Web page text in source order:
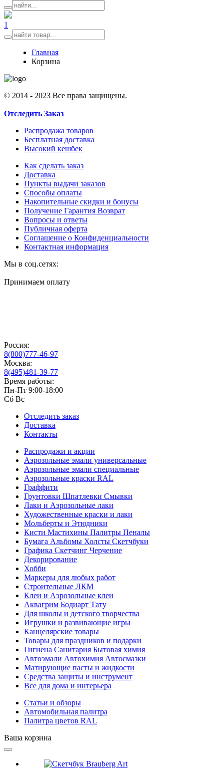
1
Главная
Корзина
© 2014 - 2023 Все права защищены.
Отследить Заказ
Распродажа товаров
Бесплатная доставка
Высокий кешбек
Как сделать заказ
Доставка
Пункты выдачи заказов
Способы оплаты
Накопительные скидки и бонусы
Получение Гарантия Возврат
Вопросы и ответы
Публичная оферта
Соглашение о Конфиденциальности
Контактная информация
Мы в соц.сетях:
Принимаем оплату
Россия:
8(800)777-46-97
Москва:
8(495)481-39-77
Время работы:
Пн-Пт 9:00-18:00
Сб Вс
Отследить заказ
Доставка
Контакты
Распродажи и акции
Аэрозольные эмали универсальные
Аэрозольные эмали специальные
Аэрозольные краски RAL
Граффити
Грунтовки Шпатлевки Смывки
Лаки и Аэрозольные лаки
Художественные краски и лаки
Мольберты и Этюдники
Кисти Мастихины Палитры Пеналы
Бумага Альбомы Холсты Скетчбуки
Графика Скетчинг Черчение
Декорирование
Хобби
Маркеры для любых работ
Строительные ЛКМ
Клеи и Аэрозольные клеи
Аквагрим Бодиарт Тату
Для школы и детского творчества
Игрушки и развивающие игры
Канцелярские товары
Товары для праздников и подарки
Гигиена Санитария Бытовая химия
Автоэмали Автохимия Автосмазки
Матирующие пасты и жидкости
Средства защиты и инструмент
Все для дома и интерьера
Статьи и обзоры
Автомобильная палитра
Палитра цветов RAL
Ваша корзина